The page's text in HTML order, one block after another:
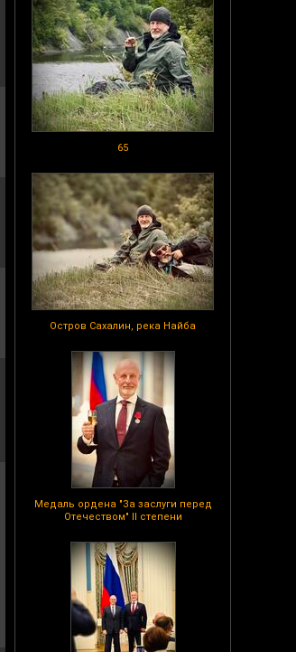
65
Остров Сахалин, река Найба
Медаль ордена "За заслуги перед
Отечеством" II степени